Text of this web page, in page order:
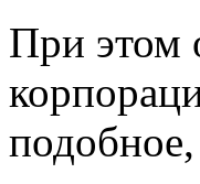
При этом
подобное,